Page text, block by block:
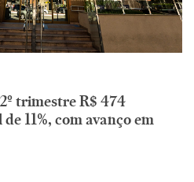
trimestre R$ 474
11%, com avanço em